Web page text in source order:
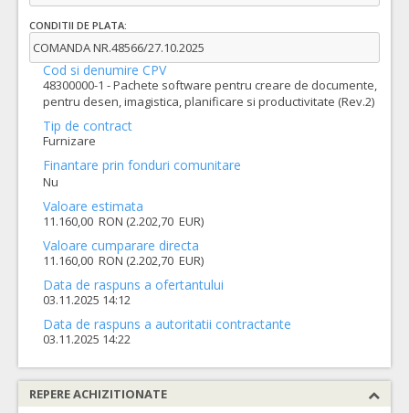
CONDITII DE PLATA:
COMANDA NR.48566/27.10.2025
Cod si denumire CPV
48300000-1 - Pachete software pentru creare de documente,
pentru desen, imagistica, planificare si productivitate (Rev.2)
Tip de contract
Furnizare
Finantare prin fonduri comunitare
Nu
Valoare estimata
11.160,00 RON (2.202,70 EUR)
Valoare cumparare directa
11.160,00 RON (2.202,70 EUR)
Data de raspuns a ofertantului
03.11.2025 14:12
Data de raspuns a autoritatii contractante
03.11.2025 14:22
REPERE ACHIZITIONATE